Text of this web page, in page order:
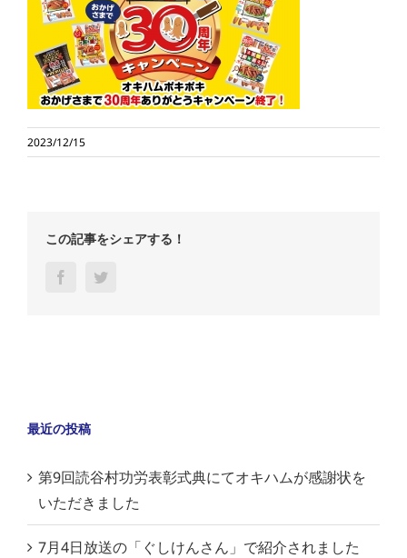
2023/12/15
この記事をシェアする！
Facebook
最近の投稿
第9回読谷村功労表彰式典にてオキハムが感謝状を
いただきました
7月4日放送の「ぐしけんさん」で紹介されました